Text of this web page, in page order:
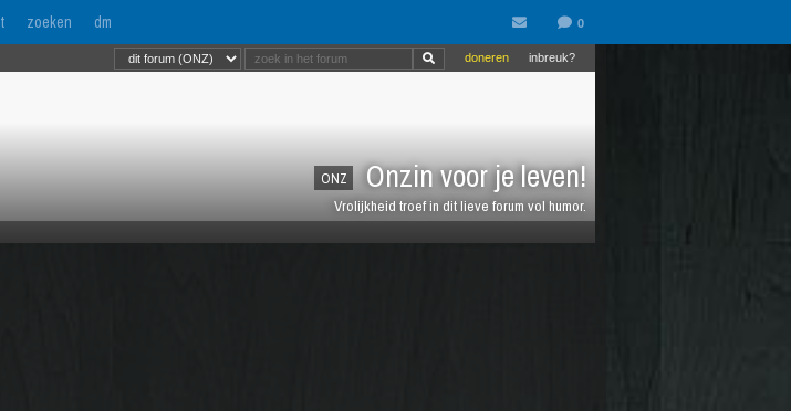
zoeken dm
ONZ Onzin voor je leven!
Vrolijkheid troef in dit lieve forum vol humor.
inbreuk?
doneren